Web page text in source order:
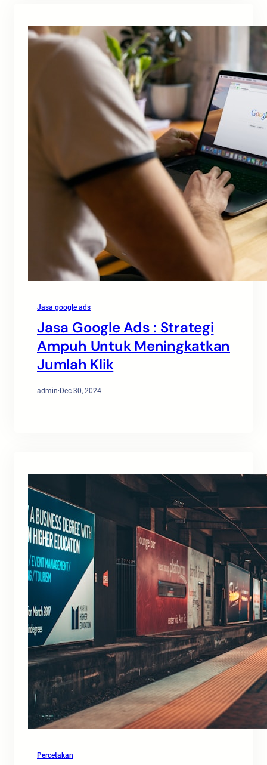
Jasa google ads
Jasa Google Ads : Strategi
Ampuh Untuk Meningkatkan
Jumlah Klik
admin·Dec 30, 2024
Percetakan